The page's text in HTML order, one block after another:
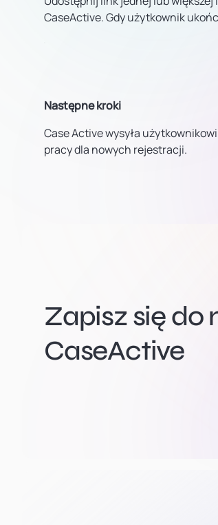
CaseActive. Gdy użytkownik
Następne kroki
Case Active wysyła
pracy dla nowych rejestracji.
Zapisz się do
CaseActive